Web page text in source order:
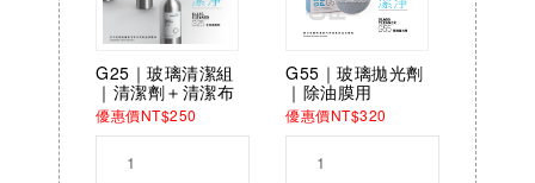
G25｜玻璃清潔組
｜清潔劑＋清潔布
優惠價NT$250
G55｜玻璃拋光劑
｜除油膜用
優惠價NT$320